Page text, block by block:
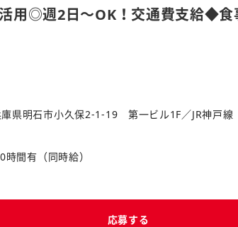
用◎週2日～OK！交通費支給◆食
庫県明石市小久保2-1-19 第一ビル1F／JR神戸線
間有（同時給）
応募する